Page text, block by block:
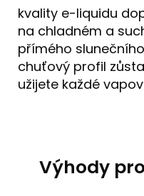
kvality e-liquidu
na chladném a
přímého
chuťový profil
užijete každé
Výhody